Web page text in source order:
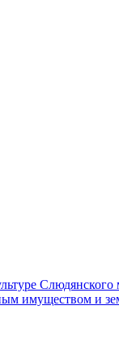
Слюдянского
имуществом и